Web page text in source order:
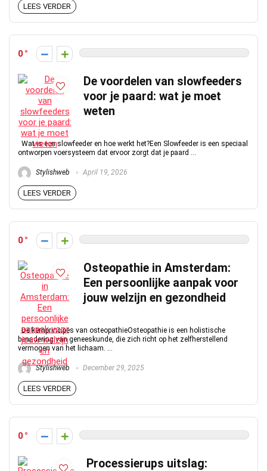
LEES VERDER
0
De voordelen van slowfeeders
voor je paard: wat je moet
weten
Wat is een slowfeeder en hoe werkt het?Een Slowfeeder is een speciaal
ontworpen voersysteem dat ervoor zorgt dat je paard ...
Stylishweb April 19, 2026
LEES VERDER
0
Osteopathie in Amsterdam:
Een persoonlijke aanpak voor
jouw welzijn en gezondheid
De kernprincipes van osteopathieOsteopathie is een holistische
benadering van geneeskunde, die zich richt op het zelfherstellend
vermogen van het lichaam. ...
Stylishweb December 29, 2025
LEES VERDER
0
Processierups uitslag: